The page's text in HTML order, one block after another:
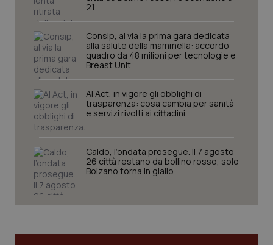
21
Consip, al via la prima gara dedicata
alla salute della mammella: accordo
quadro da 48 milioni per tecnologie e
Breast Unit
AI Act, in vigore gli obblighi di
trasparenza: cosa cambia per sanità
e servizi rivolti ai cittadini
Caldo, l’ondata prosegue. Il 7 agosto
26 città restano da bollino rosso, solo
Bolzano torna in giallo
Necessari Statistici Marketing
I cookie necessari contribuiscono a rendere fruibile il
sito web abilitandone funzionalità di base quali la
navigazione sulle pagine e l'accesso alle aree
protette del sito. Il sito web non è in grado di
funzionare correttamente senza questi cookie.
Nome
Fornitore /Dominio
VISITOR_PRIVACY_METADATA
YouTube